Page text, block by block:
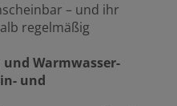
– und ihr
regelmäßig
Warmwasser-
und